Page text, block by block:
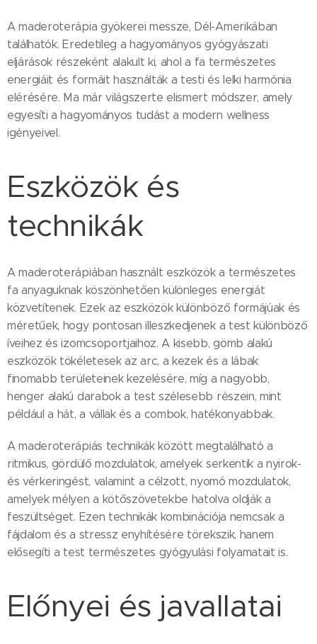
A maderoterápia gyökerei messze, Dél-Amerikában
találhatók. Eredetileg a hagyományos gyógyászati
eljárások részeként alakult ki, ahol a fa természetes
energiáit és formáit használták a testi és lelki harmónia
elérésére. Ma már világszerte elismert módszer, amely
egyesíti a hagyományos tudást a modern wellness
igényeivel.
Eszközök és
technikák
A maderoterápiában használt eszközök a természetes
fa anyaguknak köszönhetően különleges energiát
közvetítenek. Ezek az eszközök különböző formájúak és
méretűek, hogy pontosan illeszkedjenek a test különböző
íveihez és izomcsoportjaihoz. A kisebb, gömb alakú
eszközök tökéletesek az arc, a kezek és a lábak
finomabb területeinek kezelésére, míg a nagyobb,
henger alakú darabok a test szélesebb részein, mint
például a hát, a vállak és a combok, hatékonyabbak.
A maderoterápiás technikák között megtalálható a
ritmikus, gördülő mozdulatok, amelyek serkentik a nyirok-
és vérkeringést, valamint a célzott, nyomó mozdulatok,
amelyek mélyen a kötőszövetekbe hatolva oldják a
feszültséget. Ezen technikák kombinációja nemcsak a
fájdalom és a stressz enyhítésére törekszik, hanem
elősegíti a test természetes gyógyulási folyamatait is.
Előnyei és javallatai